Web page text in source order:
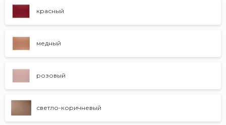
красный
медный
розовый
светло-коричневый